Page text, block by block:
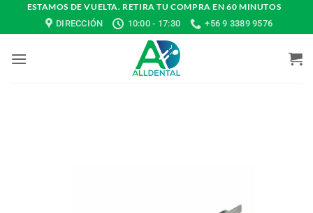
ESTAMOS DE VUELTA. RETIRA TU COMPRA EN 60 MINUTOS
DIRECCIÓN
10:00 - 17:30 +56 9 3389 9576